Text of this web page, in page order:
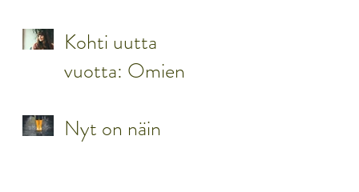
todeksi?
Kohti uutta
vuotta: Omien
mukainen elämä
Nyt on näin